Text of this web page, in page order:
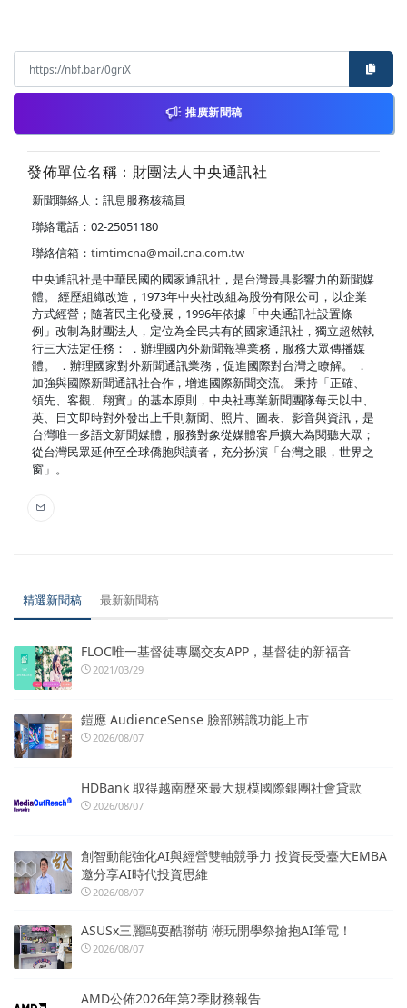
推廣新聞稿
發佈單位名稱：財團法人中央通訊社
新聞聯絡人：訊息服務核稿員
聯絡電話：02-25051180
聯絡信箱： timtimcna@mail.cna.com.tw
中央通訊社是中華民國的國家通訊社，是台灣最具影響力的新聞媒
體。 經歷組織改造，1973年中央社改組為股份有限公司，以企業
方式經營；隨著民主化發展，1996年依據「中央通訊社設置條
例」改制為財團法人，定位為全民共有的國家通訊社，獨立超然執
行三大法定任務： ．辦理國內外新聞報導業務，服務大眾傳播媒
體。 ．辦理國家對外新聞通訊業務，促進國際對台灣之瞭解。 ．
加強與國際新聞通訊社合作，增進國際新聞交流。 秉持「正確、
領先、客觀、翔實」的基本原則，中央社專業新聞團隊每天以中、
英、日文即時對外發出上千則新聞、照片、圖表、影音與資訊，是
台灣唯一多語文新聞媒體，服務對象從媒體客戶擴大為閱聽大眾；
從台灣民眾延伸至全球僑胞與讀者，充分扮演「台灣之眼，世界之
窗」。
精選新聞稿 最新新聞稿
FLOC唯一基督徒專屬交友APP，基督徒的新福音
2021/03/29
鎧應 AudienceSense 臉部辨識功能上市
2026/08/07
HDBank 取得越南歷來最大規模國際銀團社會貸款
2026/08/07
創智動能強化AI與經營雙軸競爭力 投資長受臺大EMBA
邀分享AI時代投資思維
2026/08/07
ASUSx三麗鷗耍酷聯萌 潮玩開學祭搶抱AI筆電！
2026/08/07
AMD公佈2026年第2季財務報告